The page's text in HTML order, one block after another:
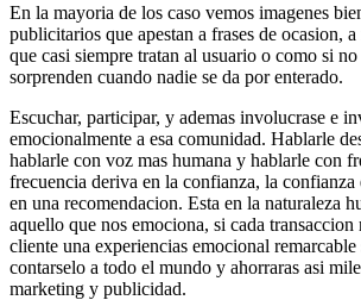
En la mayoria de los caso vemos imagenes
publicitarios que apestan a frases de ocasion,
que casi siempre tratan al usuario o como si
sorprenden cuando nadie se da por enterado.
Escuchar, participar, y ademas involucrase e
emocionalmente a esa comunidad. Hablarle
hablarle con voz mas humana y hablarle con
frecuencia deriva en la confianza, la confianza
en una recomendacion. Esta en la naturaleza
aquello que nos emociona, si cada transaccion
cliente una experiencias emocional remarcable
contarselo a todo el mundo y ahorraras asi
marketing y publicidad.